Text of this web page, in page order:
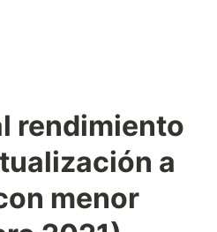
rendimiento
a
menor